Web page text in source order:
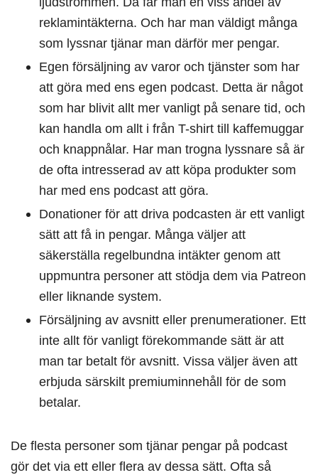
reklamintäkterna. Och har man väldigt många
som lyssnar tjänar man därför mer pengar.
Egen försäljning av varor och tjänster som har
att göra med ens egen podcast. Detta är något
som har blivit allt mer vanligt på senare tid, och
kan handla om allt i från T-shirt till kaffemuggar
och knappnålar. Har man trogna lyssnare så är
de ofta intresserad av att köpa produkter som
har med ens podcast att göra.
Donationer för att driva podcasten är ett vanligt
sätt att få in pengar. Många väljer att
säkerställa regelbundna intäkter genom att
uppmuntra personer att stödja dem via Patreon
eller liknande system.
Försäljning av avsnitt eller prenumerationer. Ett
inte allt för vanligt förekommande sätt är att
man tar betalt för avsnitt. Vissa väljer även att
erbjuda särskilt premiuminnehåll för de som
betalar.
De flesta personer som tjänar pengar på podcast
gör det via ett eller flera av dessa sätt. Ofta så